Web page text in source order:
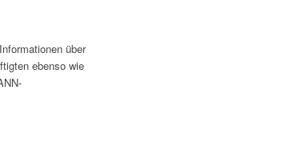
über
ebenso wie